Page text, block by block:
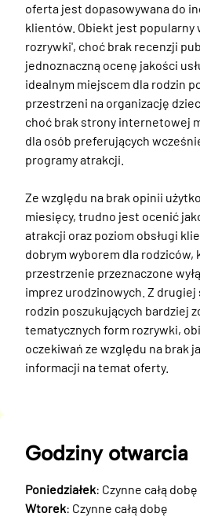
oferta jest dopasowywana do
klientów. Obiekt jest popularny
rozrywki', choć brak recenzji
jednoznaczną ocenę jakości
idealnym miejscem dla rodzin
przestrzeni na organizację
choć brak strony internetowej
dla osób preferujących
programy atrakcji.
Ze względu na brak opinii
miesięcy, trudno jest ocenić
atrakcji oraz poziom obsługi
dobrym wyborem dla rodziców,
przestrzenie przeznaczone
imprez urodzinowych. Z
rodzin poszukujących bardziej
tematycznych form rozrywki,
oczekiwań ze względu na brak
informacji na temat oferty.
Godziny otwarcia
Poniedziałek: Czynne całą dobę
Wtorek: Czynne całą dobę